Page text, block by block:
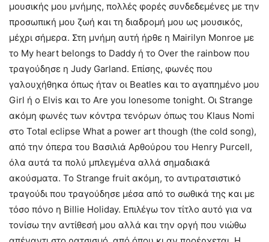
μουσικής μου μνήμης, πολλές φορές συνδεδεμένες με την
προσωπική μου ζωή και τη διαδρομή μου ως μουσικός,
μέχρι σήμερα. Στη μνήμη αυτή ήρθε η Mairilyn Monroe με
το My heart belongs to Daddy ή το Over the rainbow που
τραγούδησε η Judy Garland. Επίσης, φωνές που
γαλουχήθηκα όπως ήταν οι Beatles και το αγαπημένο μου
Girl ή ο Elvis και το Are you lonesome tonight. Οι Strange
ακόμη φωνές των κόντρα τενόρων όπως του Klaus Nomi
στο Total eclipse What a power art though (the cold song),
από την όπερα του Βασιλιά Αρθούρου του Henry Purcell,
όλα αυτά τα πολύ μπλεγμένα αλλά σημαδιακά
ακούσματα. Το Strange fruit ακόμη, το αντιρατσιστικό
τραγούδι που τραγούδησε μέσα από το σωθικά της και με
τόσο πόνο η Billie Holiday. Επιλέγω τον τίτλο αυτό για να
τονίσω την αντίθεσή μου αλλά και την οργή που νιώθω